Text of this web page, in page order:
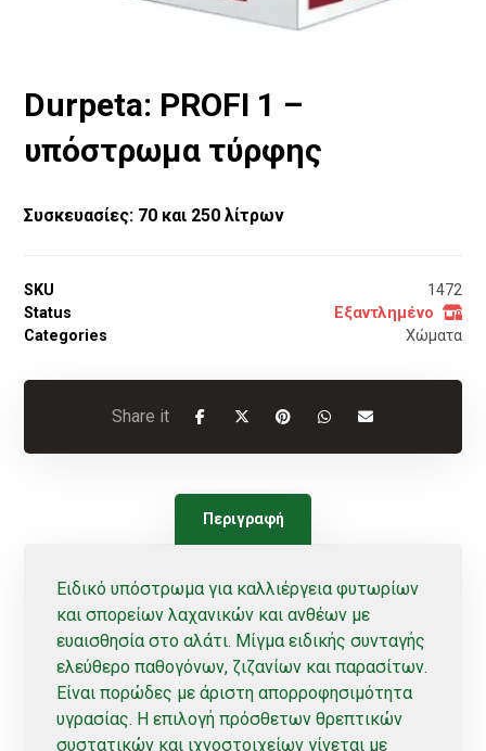
Durpeta: PROFI 1 –
υπόστρωμα τύρφης
Συσκευασίες: 70 και 250 λίτρων
SKU
1472
Status
Εξαντλημένο
Categories
Χώματα
Περιγραφή
Ειδικό υπόστρωμα για καλλιέργεια φυτωρίων
και σπορείων λαχανικών και ανθέων με
ευαισθησία στο αλάτι. Μίγμα ειδικής συνταγής
ελεύθερο παθογόνων, ζιζανίων και παρασίτων.
Είναι πορώδες με άριστη απορροφησιμότητα
υγρασίας. Η επιλογή πρόσθετων θρεπτικών
συστατικών και ιχνοστοιχείων γίνεται με